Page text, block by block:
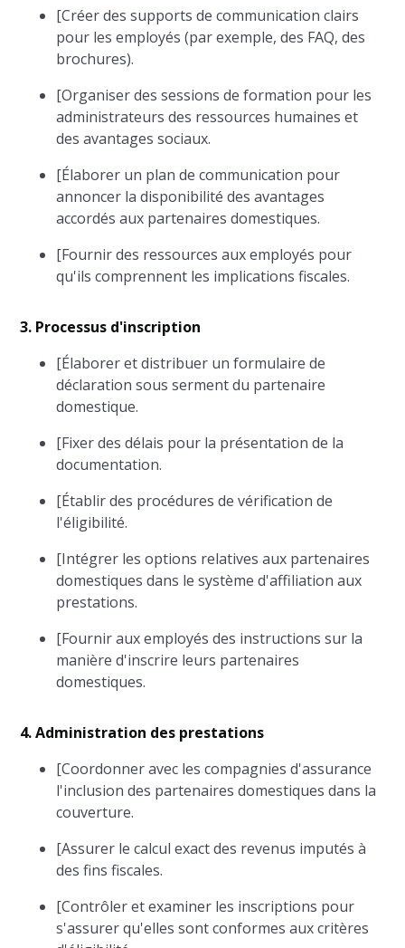
[Créer des supports de communication clairs
pour les employés (par exemple, des FAQ, des
brochures).
[Organiser des sessions de formation pour les
administrateurs des ressources humaines et
des avantages sociaux.
[Élaborer un plan de communication pour
annoncer la disponibilité des avantages
accordés aux partenaires domestiques.
[Fournir des ressources aux employés pour
qu'ils comprennent les implications fiscales.
3. Processus d'inscription
[Élaborer et distribuer un formulaire de
déclaration sous serment du partenaire
domestique.
[Fixer des délais pour la présentation de la
documentation.
[Établir des procédures de vérification de
l'éligibilité.
[Intégrer les options relatives aux partenaires
domestiques dans le système d'affiliation aux
prestations.
[Fournir aux employés des instructions sur la
manière d'inscrire leurs partenaires
domestiques.
4. Administration des prestations
[Coordonner avec les compagnies d'assurance
l'inclusion des partenaires domestiques dans la
couverture.
[Assurer le calcul exact des revenus imputés à
des fins fiscales.
[Contrôler et examiner les inscriptions pour
s'assurer qu'elles sont conformes aux critères